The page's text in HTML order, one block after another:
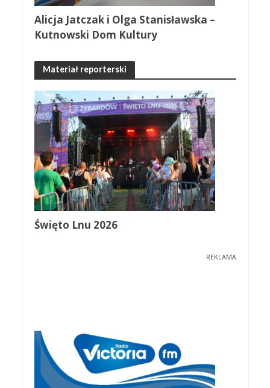
Alicja Jatczak i Olga Stanisławska –
Kutnowski Dom Kultury
Materiał reporterski
Święto Lnu 2026
REKLAMA